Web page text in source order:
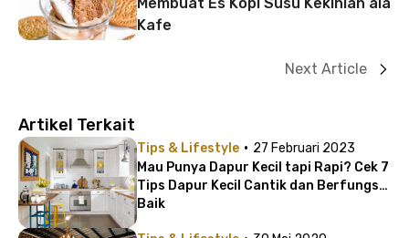
Kafe
Next Article
Artikel Terkait
Tips & Lifestyle · 27 Februari 2023
Mau Punya Dapur Kecil tapi Rapi? Cek 7
Tips Dapur Kecil Cantik dan Berfungsi
Baik